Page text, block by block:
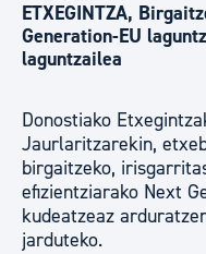
ETXEGINTZA,
Generation-EU
laguntzailea
Donostiako
Jaurlaritzarekin,
birgaitzeko,
efizientziarako Next
kudeatzeaz
jarduteko.